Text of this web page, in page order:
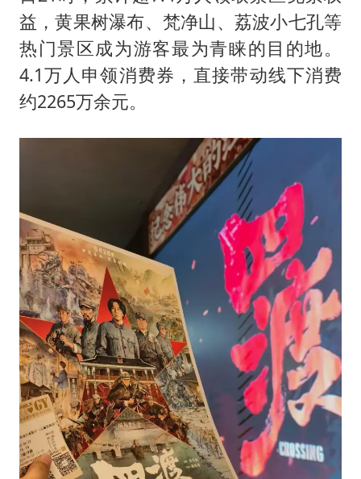
益，黄果树瀑布、梵净山、荔波小七孔等
热门景区成为游客最为青睐的目的地。
4.1万人申领消费券，直接带动线下消费
约2265万余元。